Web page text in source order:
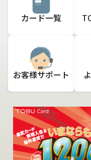
カード一覧
お客様サポート